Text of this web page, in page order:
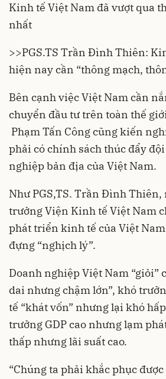
Kinh tế Việt Nam đã vượt qua
nhất
>>PGS.TS Trần Đình Thiên:
hiện nay cần “thông mạch,
Bên cạnh việc Việt Nam cần
chuyển đầu tư trên toàn thế
Phạm Tấn Công cũng kiến
phải có chính sách thúc đẩy
nghiệp bản địa của Việt Nam.
Như PGS,TS. Trần Đình
trưởng Viện Kinh tế Việt Nam
phát triển kinh tế của Việt
đựng “nghịch lý”.
Doanh nghiệp Việt Nam “giỏi”
dai nhưng chậm lớn”, khó
tế “khát vốn” nhưng lại khó
trưởng GDP cao nhưng lạm
thấp nhưng lãi suất cao.
“Chúng ta phải khắc phục